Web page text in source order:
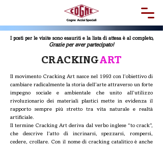
I posti per le visite sono esauriti e la lista di attesa è al completo,
Grazie per aver partecipato!
CRACKINGART
Il movimento Cracking Art nasce nel 1993 con l’obiettivo di
cambiare radicalmente la storia dell’arte attraverso un forte
impegno sociale e ambientale che unito all’utilizzo
rivoluzionario dei materiali plastici mette in evidenza il
rapporto sempre più stretto tra vita naturale e realtà
artificiale.
Il termine Cracking Art deriva dal verbo inglese “to crack”,
che descrive l’atto di incrinarsi, spezzarsi, rompersi,
cedere, crollare. Con il nome di cracking catalitico è anche